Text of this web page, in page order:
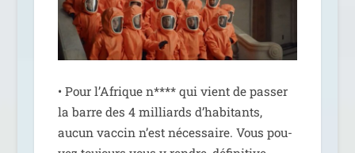
• Pour l’Afrique n**** qui vient de pas­ser
la barre des 4 mil­liards d’ha­bi­tants,
aucun vac­cin n’est néces­saire. Vous pou­